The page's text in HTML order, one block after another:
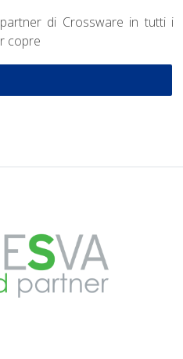
di Crossware in tutti i
copre